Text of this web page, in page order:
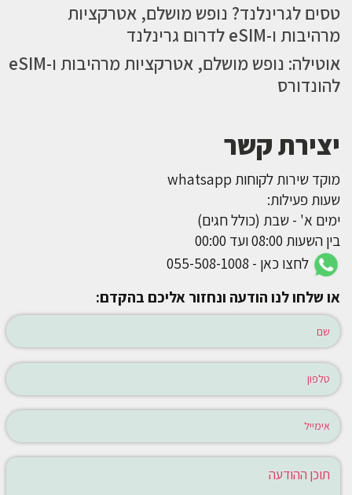
טסים לגרינלנד? נופש מושלם, אטרקציות
מרהיבות ו-eSIM לדרום גרינלנד
אוטילה: נופש מושלם, אטרקציות מרהיבות ו-eSIM
להונדורס
יצירת קשר
מוקד שירות לקוחות whatsapp
שעות פעילות:
ימים א' - שבת (כולל חגים)
בין השעות 08:00 ועד 00:00
לחצו כאן - 055-508-1008
או שלחו לנו הודעה ונחזור אליכם בהקדם: